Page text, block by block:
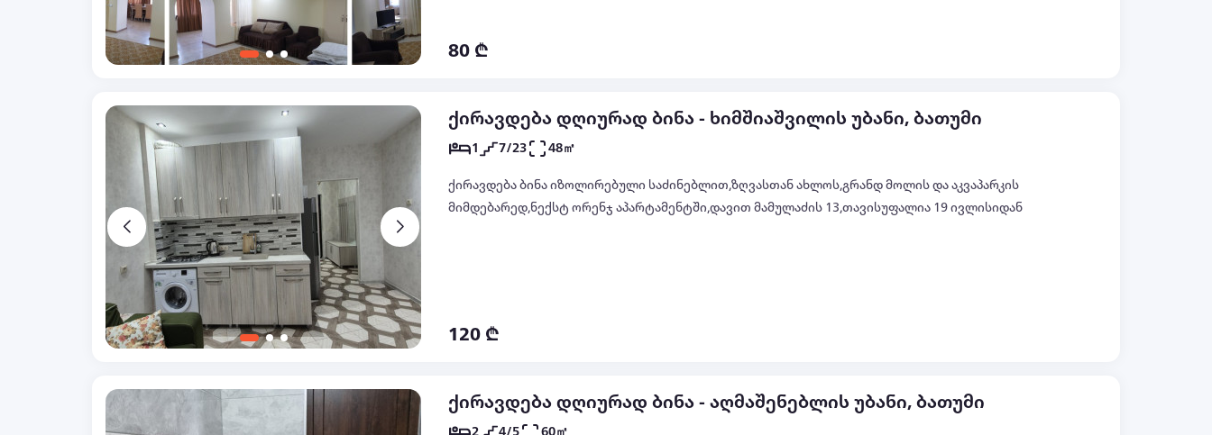
80 ₾
ქირავდება დღიურად ბინა - ხიმშიაშვილის უბანი, ბათუმი
1 7/23 48㎡
ქირავდება ბინა იზოლირებული საძინებლით,ზღვასთან ახლოს,გრანდ მოლის და აკვაპარკის
მიმდებარედ,ნექსტ ორენჯ აპარტამენტში,დავით მამულაძის 13,თავისუფალია 19 ივლისიდან
120 ₾
ქირავდება დღიურად ბინა - აღმაშენებლის უბანი, ბათუმი